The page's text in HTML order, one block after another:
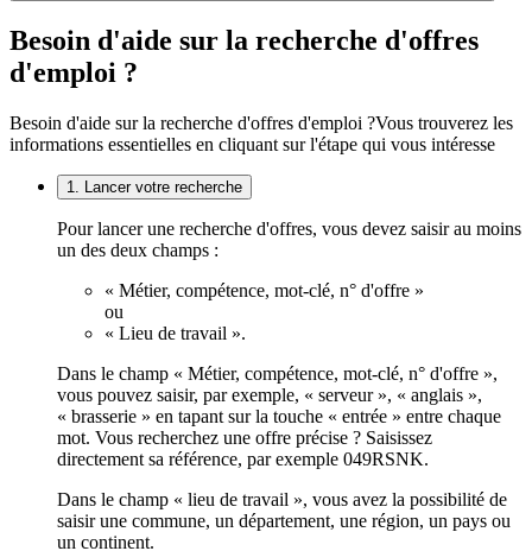
Besoin d'aide sur la recherche d'offres
d'emploi ?
Besoin d'aide sur la recherche d'offres d'emploi ?Vous trouverez les
informations essentielles en cliquant sur l'étape qui vous intéresse
1. Lancer votre recherche
Pour lancer une recherche d'offres, vous devez saisir au moins
un des deux champs :
« Métier, compétence, mot-clé, n° d'offre »
ou
« Lieu de travail ».
Dans le champ « Métier, compétence, mot-clé, n° d'offre »,
vous pouvez saisir, par exemple, « serveur », « anglais »,
« brasserie » en tapant sur la touche « entrée » entre chaque
mot. Vous recherchez une offre précise ? Saisissez
directement sa référence, par exemple 049RSNK.
Dans le champ « lieu de travail », vous avez la possibilité de
saisir une commune, un département, une région, un pays ou
un continent.